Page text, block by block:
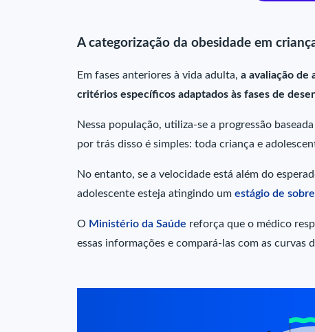
A categorização da obesidade em
Em fases anteriores à vida adulta, a avaliação de
critérios específicos adaptados às fases de
Nessa população, utiliza-se a progressão
por trás disso é simples: toda criança e
No entanto, se a velocidade está além do
adolescente esteja atingindo um estágio de
O Ministério da Saúde reforça que o médico
essas informações e compará-las com as curvas